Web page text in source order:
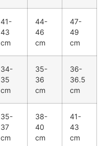
41-
43
cm
44-
46
cm
47-
49
cm
34-
35
cm
35-
36
cm
36-
36.5
cm
35-
37
cm
38-
40
cm
41-
43
cm